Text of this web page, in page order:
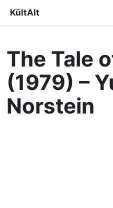
KültAlt
The Tale
(1979) –
Norstein